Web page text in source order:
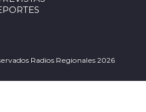
Radios Regionales 2026